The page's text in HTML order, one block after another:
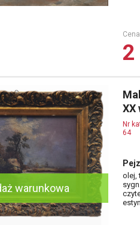
2
warunkowa
XX
Nr
64
olej,